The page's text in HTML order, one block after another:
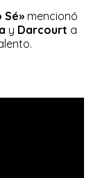
Sé» mencionó
y Darcourt a